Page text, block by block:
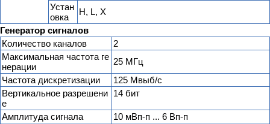
Устан
овка
H, L, X
Генератор сигналов
Количество каналов
2
Максимальная частота ге
нерации
25 МГц
Частота дискретизации
125 Мвыб/с
Вертикальное разрешени
е
14 бит
Амплитуда сигнала
10 мВп-п ... 6 Вп-п